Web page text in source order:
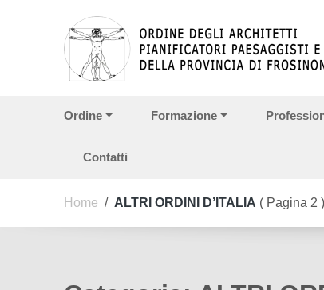
Vai al menu di navigazione
Vai al footer
Ordine Formazione
Contatti
Home / ALTRI ORDINI D’ITALIA ( Pagina 2 )